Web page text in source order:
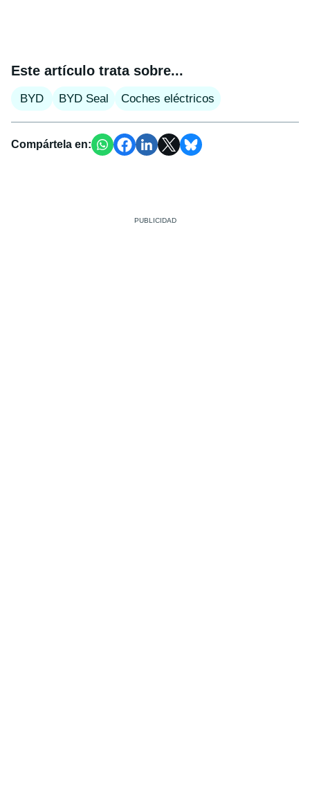
Este artículo trata sobre...
BYD BYD Seal Coches eléctricos
Compártela en: